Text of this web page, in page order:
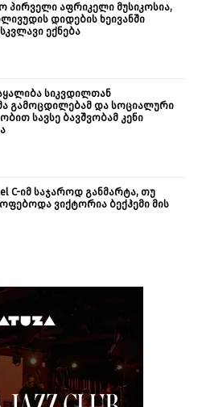
პირველი აფრიკელი მუსიკოსია,
დიდების ხეივანში
ექნება
სიკვდილთან
გამოცდილებამ და სოციალური
სავსე ბავშვობამ კენი
C-იმ საჯაროდ განმარტა, თუ
ვიქტორია ბექჰემი მის